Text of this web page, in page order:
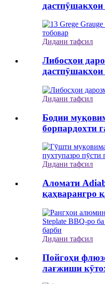
дастпӯшакҳои
Дидани тафсил
Либосҳои
Дидани тафсил
Бодии
борпардохти
Дидани тафсил
Аломати
қаҳварангро
Дидани тафсил
Пойгоҳи
лағжиши